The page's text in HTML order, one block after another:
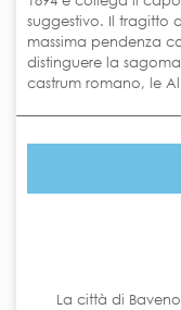
suggestivo. Il tragitto
massima pendenza
distinguere la
castrum romano, le
La città di